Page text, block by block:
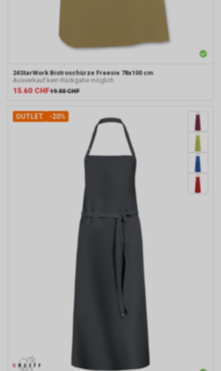
24StarWork Bistroschürze Freesie 78x100 cm
Ausverkauf kein Rückgabe möglich
15.60 CHF19.50 CHF
OUTLET -20%
Informationen über die Anzahl
der Nutzer, die auf unsere
über die anschliessend
aufgerufenen Seiten unseres
Internetauftritts. Weder wir
werden hierdurch allerdings in
die Lage versetzt, Sie auf
diesem Wege zu identifizieren.
Durch die entsprechenden
Einstellungen Ihres Internet-
Browsers können Sie zudem die
Installation der Cookies
verhindern oder einschränken.
Gleichzeitig können Sie bereits
gespeicherte Cookies jederzeit
löschen. Die hierfür
erforderlichen Schritte und
von Ihrem konkret genutzten
Internet-Browser ab. Bei Fragen
benutzen Sie daher bitte die
Dokumentation Ihres Internet-
Browsers oder wenden sich an
dessen Hersteller bzw. Support.
Ferner bietet auch Google unter
https://services.google.com/sitestats/
https://www.google.com/policies/
http://www.google.de/policies/privacy/